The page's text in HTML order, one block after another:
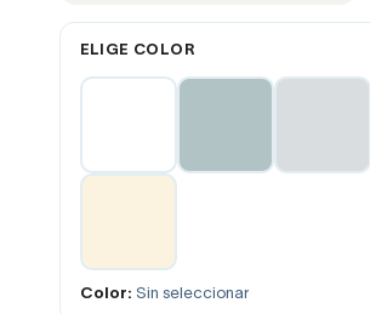
ELIGE COLOR
Color: Sin seleccionar